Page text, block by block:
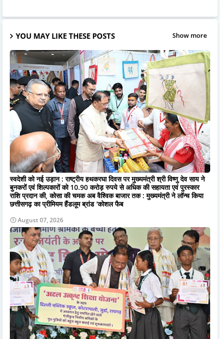
YOU MAY LIKE THESE POSTS Show more
स्वदेशी को नई उड़ान : राष्ट्रीय हथकरघा दिवस पर मुख्यमंत्री श्री विष्णु देव साय ने
बुनकरों एवं शिल्पकारों को 10.90 करोड़ रुपये से अधिक की सहायता एवं पुरस्कार
राशि प्रदान की, कोसा की चमक अब वैश्विक बाजार तक : मुख्यमंत्री ने लॉन्च किया
छत्तीसगढ़ का प्रीमियम हैंडलूम ब्रांड 'कोशल फैब
August 07, 2026